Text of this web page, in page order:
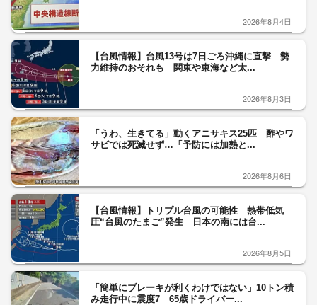
2026年8月4日
【台風情報】台風13号は7日ごろ沖縄に直撃 勢
力維持のおそれも 関東や東海など太...
2026年8月3日
「うわ、生きてる」動くアニサキス25匹 酢やワ
サビでは死滅せず…「予防には加熱と...
2026年8月6日
【台風情報】トリプル台風の可能性 熱帯低気
圧“台風のたまご”発生 日本の南には台...
2026年8月5日
「簡単にブレーキが利くわけではない」10トン積
み走行中に震度7 65歳ドライバー...